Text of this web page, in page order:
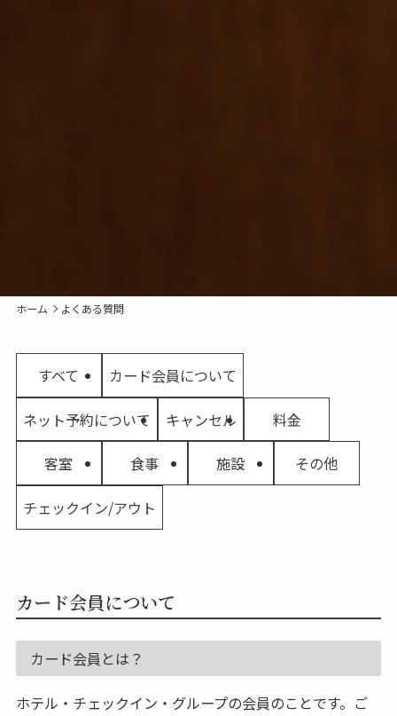
ホーム よくある質問
すべて カード会員について
ネット予約について キャンセル 料金
客室 食事 施設 その他
チェックイン/アウト
カード会員について
カード会員とは？
ホテル・チェックイン・グループの会員のことです。ご